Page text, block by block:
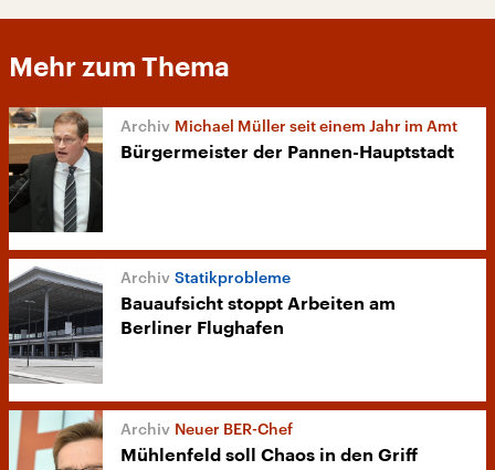
Mehr zum Thema
Michael Müller seit einem Jahr im Amt
Bürgermeister der Pannen-Hauptstadt
Statikprobleme
Bauaufsicht stoppt Arbeiten am
Berliner Flughafen
Neuer BER-Chef
Mühlenfeld soll Chaos in den Griff